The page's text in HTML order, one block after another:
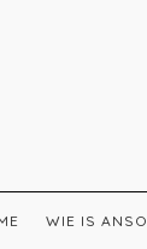
WIE IS ANSO